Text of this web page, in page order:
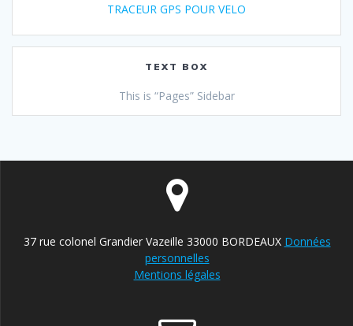
TRACEUR GPS POUR VELO
TEXT BOX
This is “Pages” Sidebar
37 rue colonel Grandier Vazeille 33000 BORDEAUX Données
personnelles
Mentions légales